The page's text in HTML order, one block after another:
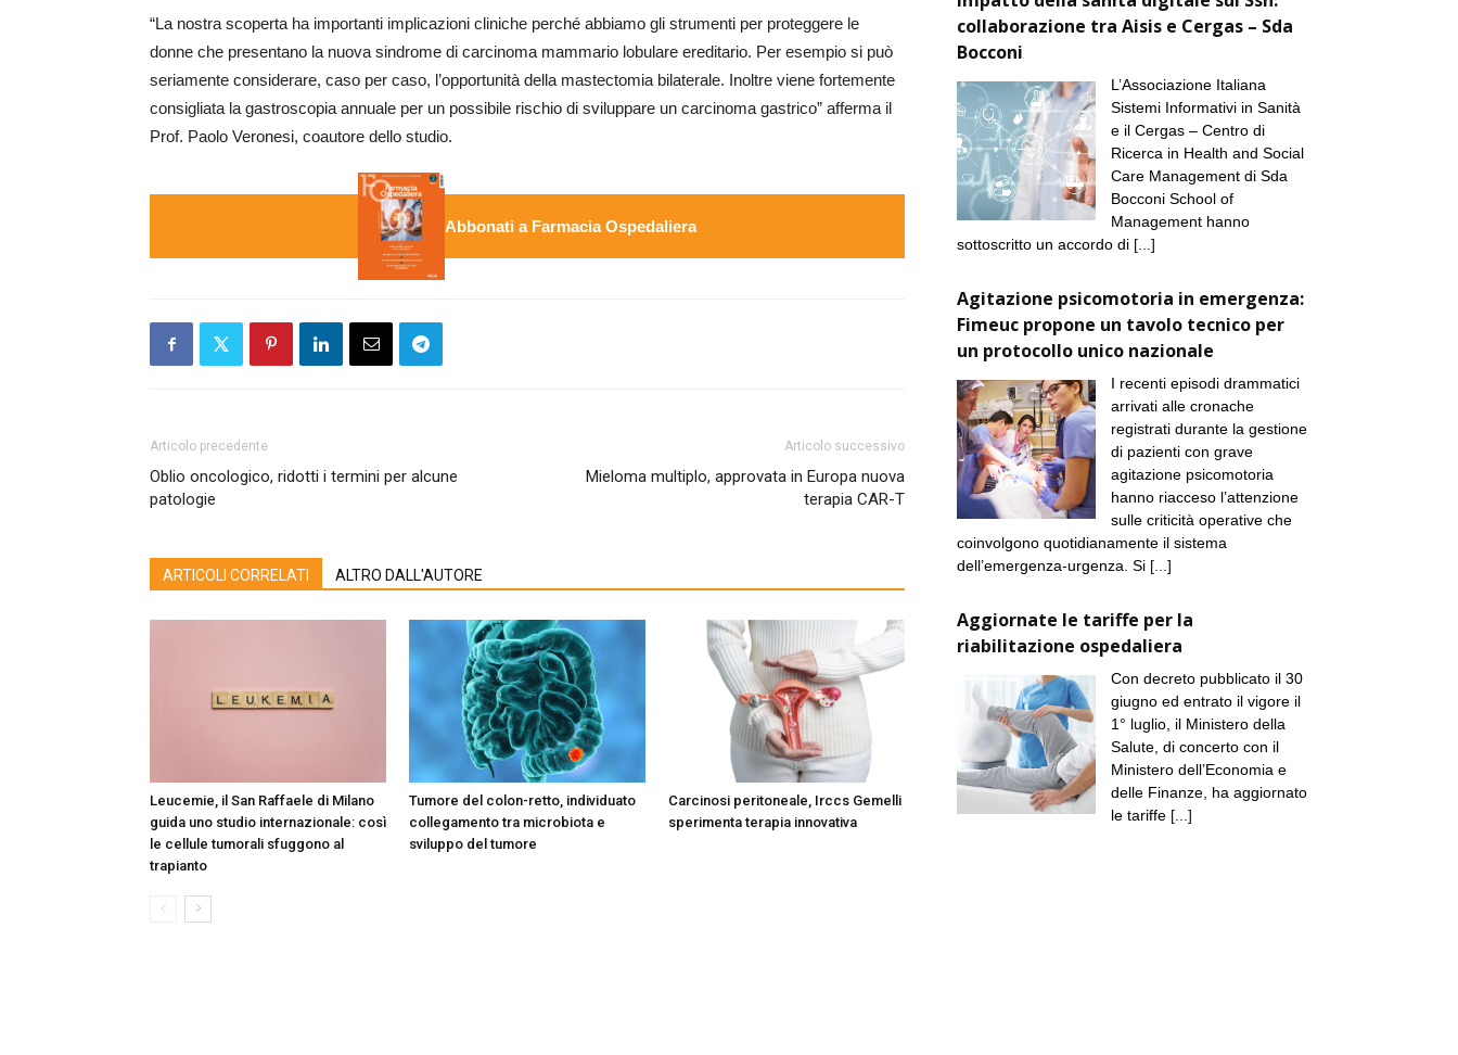
“La nostra scoperta ha importanti implicazioni cliniche perché abbiamo gli strumenti per proteggere le
donne che presentano la nuova sindrome di carcinoma mammario lobulare ereditario. Per esempio si può
seriamente considerare, caso per caso, l’opportunità della mastectomia bilaterale. Inoltre viene fortemente
consigliata la gastroscopia annuale per un possibile rischio di sviluppare un carcinoma gastrico” afferma il
Prof. Paolo Veronesi, coautore dello studio.
Abbonati a Farmacia Ospedaliera
Articolo precedente
Oblio oncologico, ridotti i termini per alcune
patologie
Articolo successivo
Mieloma multiplo, approvata in Europa nuova
terapia CAR-T
ARTICOLI CORRELATI ALTRO DALL'AUTORE
Leucemie, il San Raffaele di Milano
guida uno studio internazionale: così
le cellule tumorali sfuggono al
trapianto
Tumore del colon-retto, individuato
collegamento tra microbiota e
sviluppo del tumore
Carcinosi peritoneale, Irccs Gemelli
sperimenta terapia innovativa
collaborazione tra Aisis e Cergas – Sda
Bocconi
L’Associazione Italiana
Sistemi Informativi in Sanità
e il Cergas – Centro di
Ricerca in Health and Social
Care Management di Sda
Bocconi School of
Management hanno
sottoscritto un accordo di [...]
Agitazione psicomotoria in emergenza:
Fimeuc propone un tavolo tecnico per
un protocollo unico nazionale
I recenti episodi drammatici
arrivati alle cronache
registrati durante la gestione
di pazienti con grave
agitazione psicomotoria
hanno riacceso l’attenzione
sulle criticità operative che
coinvolgono quotidianamente il sistema
dell’emergenza-urgenza. Si [...]
Aggiornate le tariffe per la
riabilitazione ospedaliera
Con decreto pubblicato il 30
giugno ed entrato il vigore il
1° luglio, il Ministero della
Salute, di concerto con il
Ministero dell’Economia e
delle Finanze, ha aggiornato
le tariffe [...]